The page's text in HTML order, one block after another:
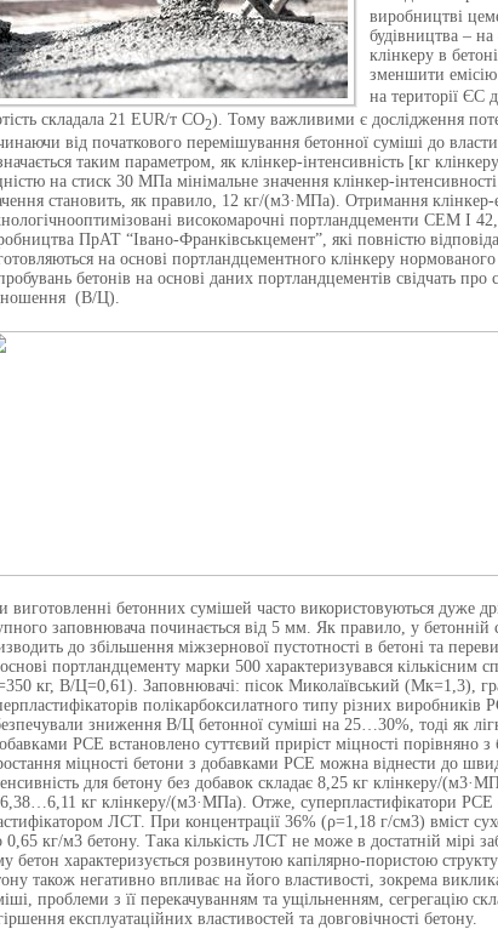
виробництві
будівництва –
клінкеру в
зменшити
на території ЄС
складала 21 EUR/т СО2). Тому важливими є дослідження
від початкового перемішування бетонної суміші до
таким параметром, як клінкер-інтенсивність [кг
на стиск 30 МПа мінімальне значення клінкер-
становить, як правило, 12 кг/(м3·МПа). Отримання клінкер-
високомарочні портландцементи CEM І
ПрАТ “Івано-Франківськцемент”, які повністю
на основі портландцементного клінкеру
бетонів на основі даних портландцементів свідчать
(В/Ц).
виготовленні бетонних сумішей часто використовуються дуже
заповнювача починається від 5 мм. Як правило, у бетонній
до збільшення міжзернової пустотності в бетоні та
портландцементу марки 500 характеризувався
кг, В/Ц=0,61). Заповнювачі: пісок Миколаївський (Мк=1,3),
полікарбоксилатного типу різних
зниження В/Ц бетонної суміші на 25…30%, тоді як
РСЕ встановлено суттєвий приріст міцності порівняно
міцності бетони з добавками РСЕ можна віднести до
для бетону без добавок складає 8,25 кг клінкеру/
кг клінкеру/(м3·МПа). Отже, суперпластифікатори РСЕ
ЛСТ. При концентрації 36% (ρ=1,18 г/см3) вміст
0,65 кг/м3 бетону. Така кількість ЛСТ не може в достатній мірі
бетон характеризується розвинутою капілярно-пористою
також негативно впливає на його властивості, зокрема
проблеми з її перекачуванням та ущільненням, сегрегацію
експлуатаційних властивостей та довговічності бетону.